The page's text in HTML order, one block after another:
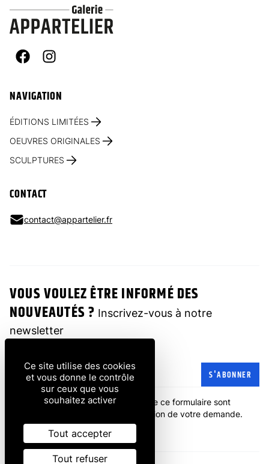
FacebookInstagram
NAVIGATION
ÉDITIONS LIMITÉES
OEUVRES ORIGINALES
SCULPTURES
CONTACT
contact@appartelier.fr
VOUS VOULEZ ÊTRE INFORMÉ DES
NOUVEAUTÉS ? Inscrivez-vous à notre
newsletter
Adresse e-mail S'ABONNER
Les informations recueillies à partir de ce formulaire sont
transmises à l'entreprise pour la gestion de votre demande.
politique de confidentialité.
Ce site utilise des cookies
et vous donne le contrôle
sur ceux que vous
souhaitez activer
Tout accepter
Tout refuser